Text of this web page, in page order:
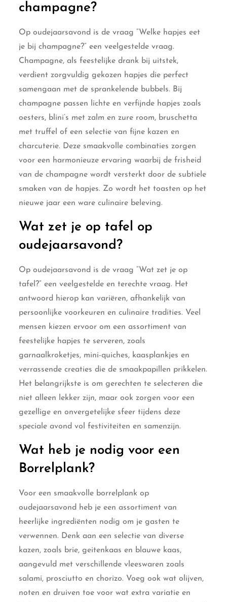
champagne?
Op oudejaarsavond is de vraag “Welke hapjes eet
je bij champagne?” een veelgestelde vraag.
Champagne, als feestelijke drank bij uitstek,
verdient zorgvuldig gekozen hapjes die perfect
samengaan met de sprankelende bubbels. Bij
champagne passen lichte en verfijnde hapjes zoals
oesters, blini’s met zalm en zure room, bruschetta
met truffel of een selectie van fijne kazen en
charcuterie. Deze smaakvolle combinaties zorgen
voor een harmonieuze ervaring waarbij de frisheid
van de champagne wordt versterkt door de subtiele
smaken van de hapjes. Zo wordt het toasten op het
nieuwe jaar een ware culinaire beleving.
Wat zet je op tafel op
oudejaarsavond?
Op oudejaarsavond is de vraag “Wat zet je op
tafel?” een veelgestelde en terechte vraag. Het
antwoord hierop kan variëren, afhankelijk van
persoonlijke voorkeuren en culinaire tradities. Veel
mensen kiezen ervoor om een assortiment van
feestelijke hapjes te serveren, zoals
garnaalkroketjes, mini-quiches, kaasplankjes en
verrassende creaties die de smaakpapillen prikkelen.
Het belangrijkste is om gerechten te selecteren die
niet alleen lekker zijn, maar ook zorgen voor een
gezellige en onvergetelijke sfeer tijdens deze
speciale avond vol festiviteiten en samenzijn.
Wat heb je nodig voor een
Borrelplank?
Voor een smaakvolle borrelplank op
oudejaarsavond heb je een assortiment van
heerlijke ingrediënten nodig om je gasten te
verwennen. Denk aan een selectie van diverse
kazen, zoals brie, geitenkaas en blauwe kaas,
aangevuld met verschillende vleeswaren zoals
salami, prosciutto en chorizo. Voeg ook wat olijven,
noten en druiven toe voor wat extra variatie en